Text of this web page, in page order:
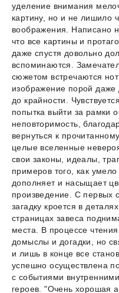
уделение внимания
картину, но и не лишило
воображения. Написано
что все картины и
даже спустя довольно
вспоминаются.
сюжетом встречаются
изображение порой даже
до крайности.
попытка выйти за рамки
неповторимость,
вернуться к
целые вселенные
свои законы, идеалы,
примеров того, как
дополняет и насыщает
произведение. С первых
загадку кроется в
страницах завеса
места. В процессе
домыслы и догадки, но
и лишь в конце все
успешно осуществлена
с событиями
героев. "Очень хорошая